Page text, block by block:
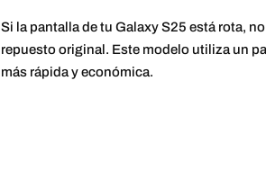
Si la pantalla de tu Galaxy S25 está rota,
repuesto original. Este modelo utiliza un
más rápida y económica.